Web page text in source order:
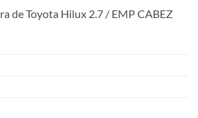
de Toyota Hilux 2.7 / EMP CABEZ